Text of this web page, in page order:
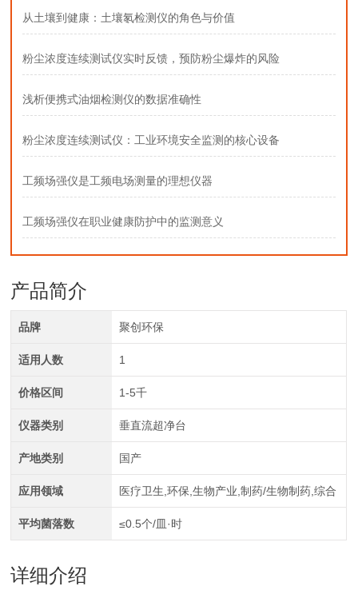
从土壤到健康：土壤氡检测仪的角色与价值
粉尘浓度连续测试仪实时反馈，预防粉尘爆炸的风险
浅析便携式油烟检测仪的数据准确性
粉尘浓度连续测试仪：工业环境安全监测的核心设备
工频场强仪是工频电场测量的理想仪器
工频场强仪在职业健康防护中的监测意义
产品简介
品牌 聚创环保
适用人数 1
价格区间 1-5千
仪器类别 垂直流超净台
产地类别 国产
应用领域 医疗卫生,环保,生物产业,制药/生物制药,综合
平均菌落数 ≤0.5个/皿·时
详细介绍